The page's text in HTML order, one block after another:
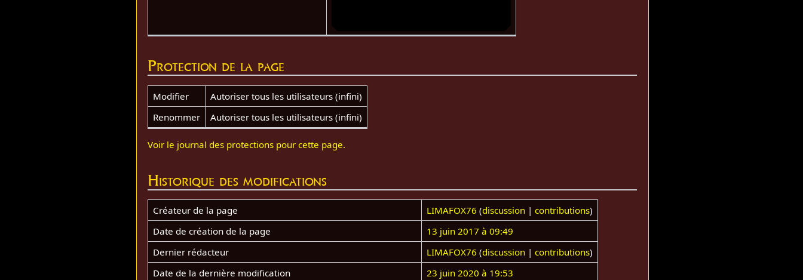
Protection de la page
Modifier
Autoriser tous les utilisateurs (infini)
Renommer
Autoriser tous les utilisateurs (infini)
Voir le journal des protections pour cette page.
Historique des modifications
Créateur de la page LIMAFOX76 (discussion| contributions)
Date de création de la page
13 juin 2017 à 09:49
Dernier rédacteur
LIMAFOX76 (discussion| contributions)
Date de la dernière modification
23 juin 2020 à 19:53